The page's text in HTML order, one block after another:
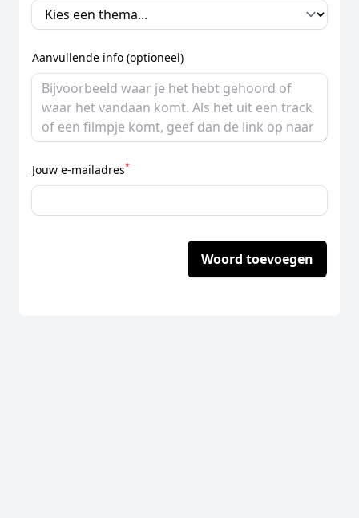
Aanvullende info (optioneel)
Jouw e-mailadres*
Woord toevoegen